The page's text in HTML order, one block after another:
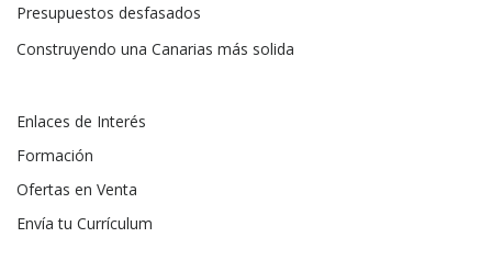
Presupuestos desfasados
Construyendo una Canarias más solida
Enlaces de Interés
Formación
Ofertas en Venta
Envía tu Currículum